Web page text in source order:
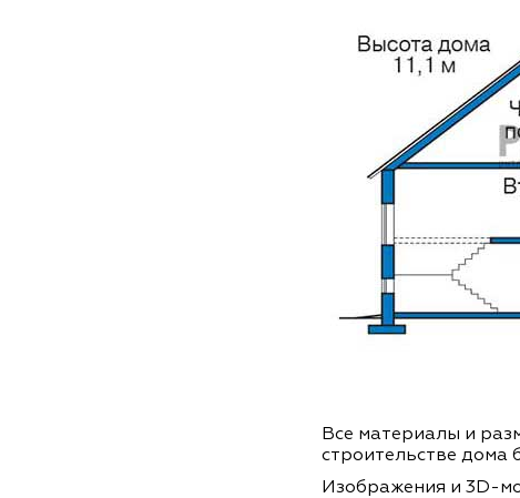
Все материалы и
строительстве дома
Изображения и 3D-